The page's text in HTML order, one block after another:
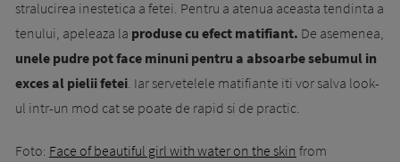
stralucirea inestetica a fetei. Pentru a atenua aceasta tendinta a
tenului, apeleaza la produse cu efect matifiant. De asemenea,
unele pudre pot face minuni pentru a absoarbe sebumul in
exces al pielii fetei. Iar servetelele matifiante iti vor salva look-
ul intr-un mod cat se poate de rapid si de practic.
Foto: Face of beautiful girl with water on the skin from